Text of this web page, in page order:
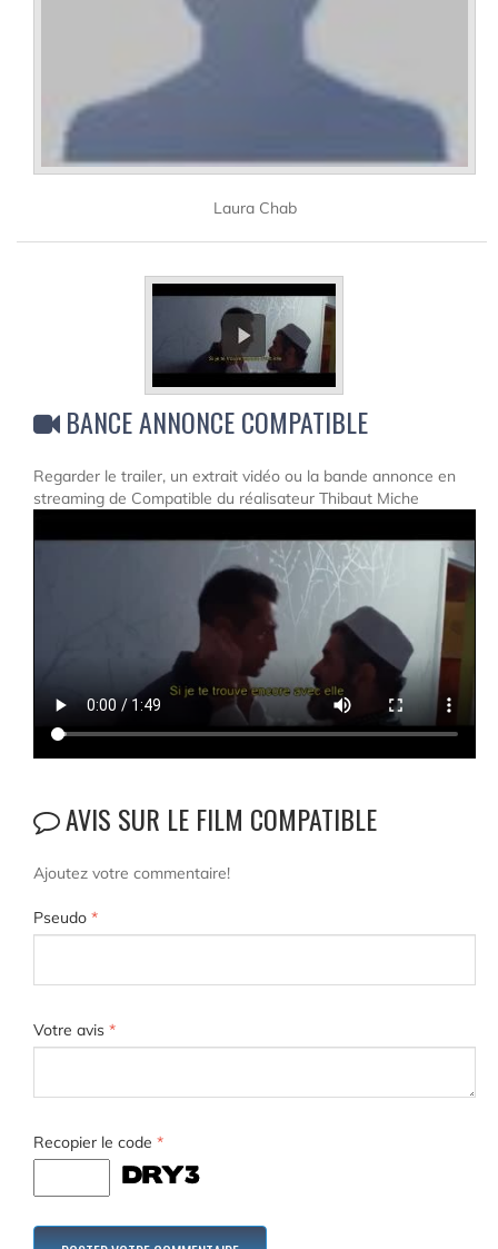
Laura Chab
BANCE ANNONCE COMPATIBLE
Regarder le trailer, un extrait vidéo ou la bande annonce en
streaming de Compatible du réalisateur Thibaut Miche
AVIS SUR LE FILM COMPATIBLE
Ajoutez votre commentaire!
Pseudo *
Votre avis *
Recopier le code *